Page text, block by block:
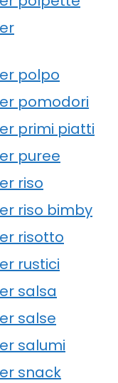
polpo
pomodori
primi piatti
puree
riso
riso bimby
risotto
rustici
salsa
salse
salumi
snack